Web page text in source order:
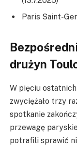
Paris Saint-
drużyn
W pięciu
zwyciężało trzy
spotkanie
przewagę
potrafili sprawić